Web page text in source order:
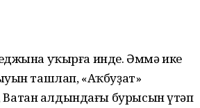
уҡырға инде. Әммә ике
ташлап, «Аҡбуҙат»
алдындағы бурысын үтәп